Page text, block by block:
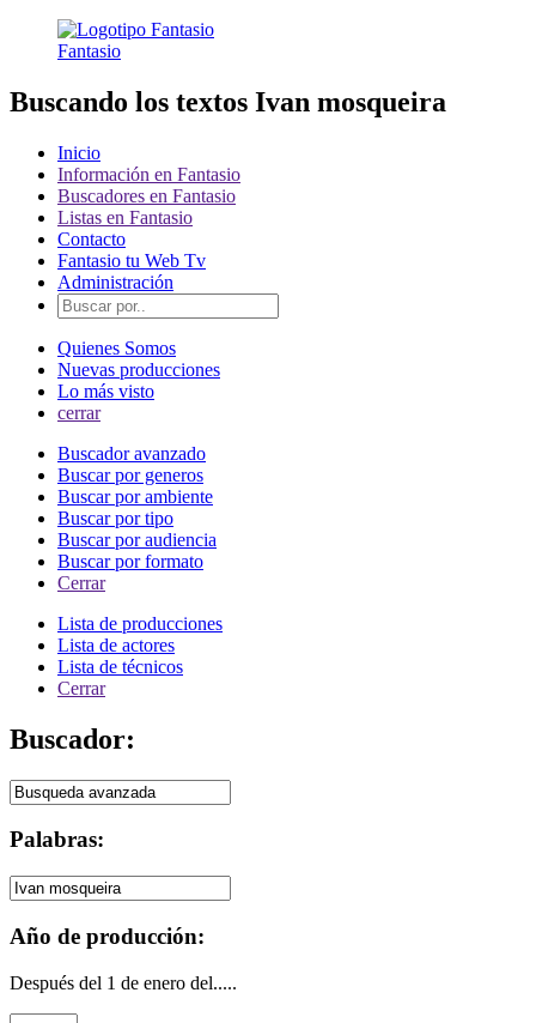
Fantasio
Buscando los textos Ivan mosqueira
Inicio
Información en Fantasio
Buscadores en Fantasio
Listas en Fantasio
Contacto
Fantasio tu Web Tv
Administración
Quienes Somos
Nuevas producciones
Lo más visto
cerrar
Buscador avanzado
Buscar por generos
Buscar por ambiente
Buscar por tipo
Buscar por audiencia
Buscar por formato
Cerrar
Lista de producciones
Lista de actores
Lista de técnicos
Cerrar
Buscador:
Palabras:
Año de producción:
Después del 1 de enero del.....